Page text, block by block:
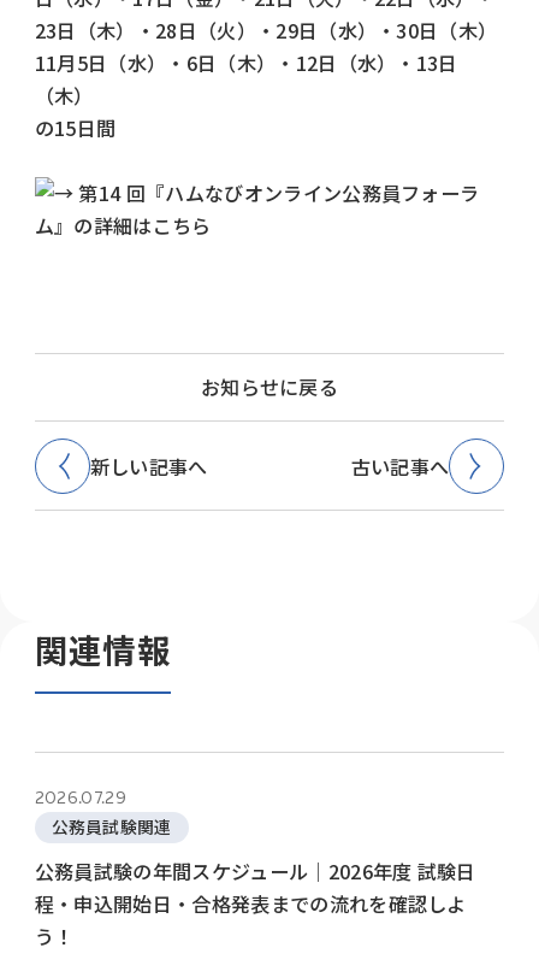
23日（木）・28日（火）・29日（水）・30日（木）
11月5日（水）・6日（木）・12日（水）・13日
（木）
の15日間
第14 回『ハムなびオンライン公務員フォーラ
ム』の詳細はこちら
お知らせに戻る
新しい記事へ 古い記事へ
関連情報
2026.07.29
公務員試験関連
公務員試験の年間スケジュール│2026年度 試験日
程・申込開始日・合格発表までの流れを確認しよ
う！